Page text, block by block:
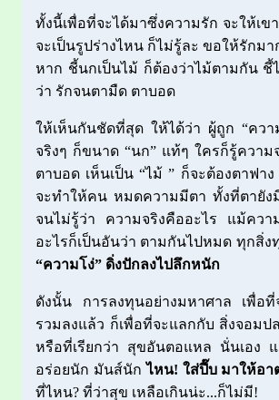
ทั้งนี้เพื่อที่จะได้มาซึ่งความรัก จะให้เ
จะเป็นรูปร่างไหน ก็ไม่รู้ละ ขอให้รักม
หาก ชี้นกเป็นไม้ ก็ต้องว่าไม้ตามกัน ชี้
ว่า รักจนตามืด ตาบอด
ให้เห็นกันชัดที่สุด ให้ได้ว่า ผู้ถูก “คว
จริงๆ ก็ขนาด “นก” แท้ๆ ใครก็รู้ความ
ตาบอด เห็นเป็น “ไม้ ” ก็จะต้องตาฟา
จะทำให้คน หมดความมีตา ทั้งที่ตา
จนไม่รู้ว่า ความจริงคืออะไร แม้คว
อะไรก็เป็นอันว่า ตามกันไปหมด ทุกสิ่ง
“ความโง่” ดิ่งปักลงไปลึกหนัก
ดังนั้น การลงทุนอย่างมหาศาล เพื่อที่
รวมลงแล้ว ก็เพื่อที่จะแลกกับ สิ่งจอม
หรือที่เรียกว่า สุขอันตอแหล นั่นเอ
อร่อยนัก มันส์นักไหน! ใส่ปี๊บ มาให้อ
ที่ไหน? ที่ว่าสุข เหลือเกินน่ะ...ก็ไม่มี!